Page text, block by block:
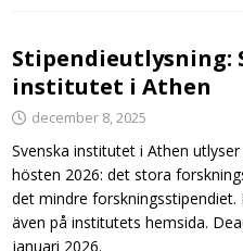
Stipendieutlysning:
institutet i Athen
december 8, 2025
Svenska institutet i Athen
hösten 2026: det stora
det mindre
även på institutets hemsida.
januari 2026.